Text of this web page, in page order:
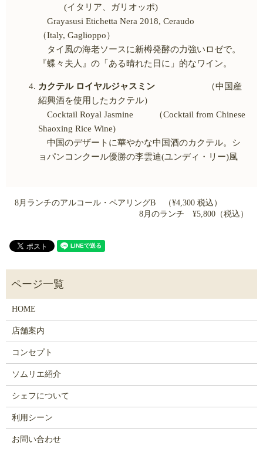
(イタリア、ガリオッポ)
Grayasusi Etichetta Nera 2018, Ceraudo
（Italy, Gaglioppo）
タイ風の海老ソースに新樽発酵の力強いロゼで。
『蝶々夫人』の「ある晴れた日に」的なワイン。
カクテル ロイヤルジャスミン
（中国産
紹興酒を使用したカクテル）
Cocktail Royal Jasmine （Cocktail from Chinese
Shaoxing Rice Wine)
中国のデザートに華やかな中国酒のカクテル。シ
ョパンコンクール優勝の李雲迪(ユンディ・リー)風
8月ランチのアルコール・ペアリングB （¥4,300 税込）
8月のランチ ¥5,800（税込）
HOME
店舗案内
コンセプト
ソムリエ紹介
シェフについて
利用シーン
お問い合わせ